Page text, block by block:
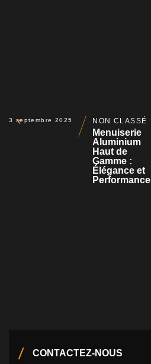
3 septembre 2025 NON CLASSÉ
Menuiserie
Aluminium
Haut de
Gamme :
Élégance et
Performance
CONTACTEZ-NOUS